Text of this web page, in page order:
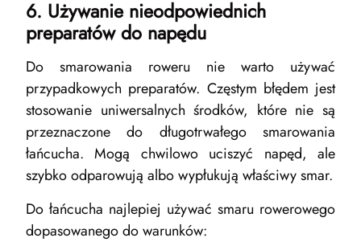
6. Używanie nieodpowiednich
preparatów do napędu
Do smarowania roweru nie warto używać
przypadkowych preparatów. Częstym błędem jest
stosowanie uniwersalnych środków, które nie są
przeznaczone do długotrwałego smarowania
łańcucha. Mogą chwilowo uciszyć napęd, ale
szybko odparowują albo wypłukują właściwy smar.
Do łańcucha najlepiej używać smaru rowerowego
dopasowanego do warunków: